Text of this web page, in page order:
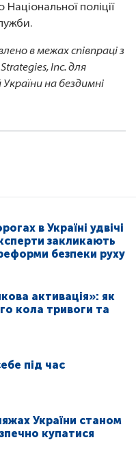
поліції
в межах співпраці з
Inc. для
на бездимні
в Україні удвічі
закликають
безпеки руху
активація»: як
кола тривоги та
під час
України станом
купатися